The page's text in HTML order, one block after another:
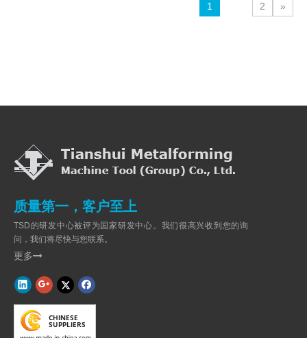
1 2 »
质量第一，客户至上
TSD的研发中心被评为国家研发中心。我们很高兴收到您的询
问，我们将尽快与您联系。
更多